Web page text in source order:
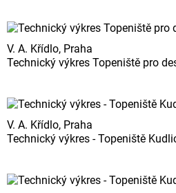
V. A. Křídlo, Praha
Technický výkres Topeniště pro
V. A. Křídlo, Praha
Technický výkres - Topeniště